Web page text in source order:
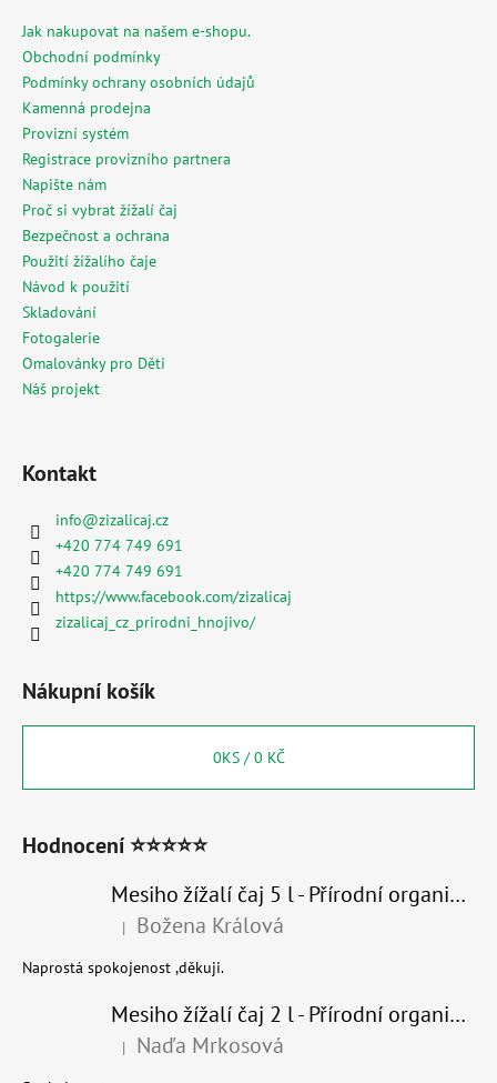
Jak nakupovat na našem e-shopu.
Obchodní podmínky
Podmínky ochrany osobních údajů
Kamenná prodejna
Provizní systém
Registrace provizního partnera
Napište nám
Proč si vybrat žížalí čaj
Bezpečnost a ochrana
Použití žížalího čaje
Návod k použití
Skladování
Fotogalerie
Omalovánky pro Děti
Náš projekt
Kontakt
info@zizalicaj.cz
+420 774 749 691
+420 774 749 691
https://www.facebook.com/zizalicaj
zizalicaj_cz_prirodni_hnojivo/
Nákupní košík
0KS /0 KČ
Hodnocení ⭐⭐⭐⭐⭐
Mesiho žížalí čaj 5 l - Přírodní organické hnojivo 100% nature
Hodnocení produktu je 5 z 5 hvězdiček.
| Božena Králová
Naprostá spokojenost ,děkuji.
Mesiho žížalí čaj 2 l - Přírodní organické hnojivo 100% nature - recyklovaný obal
Hodnocení produktu je 5 z 5 hvězdiček.
| Naďa Mrkosová